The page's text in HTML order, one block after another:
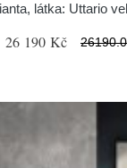
látka: Uttario
26 190 Kč